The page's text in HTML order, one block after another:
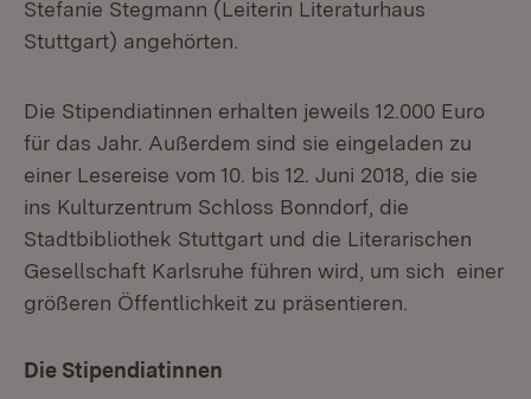
Stefanie Stegmann (Leiterin Literaturhaus
Stuttgart) angehörten.
Die Stipendiatinnen erhalten jeweils 12.000 Euro
für das Jahr. Außerdem sind sie eingeladen zu
einer Lesereise vom 10. bis 12. Juni 2018, die sie
ins Kulturzentrum Schloss Bonndorf, die
Stadtbibliothek Stuttgart und die Literarischen
Gesellschaft Karlsruhe führen wird, um sich einer
größeren Öffentlichkeit zu präsentieren.
Die Stipendiatinnen